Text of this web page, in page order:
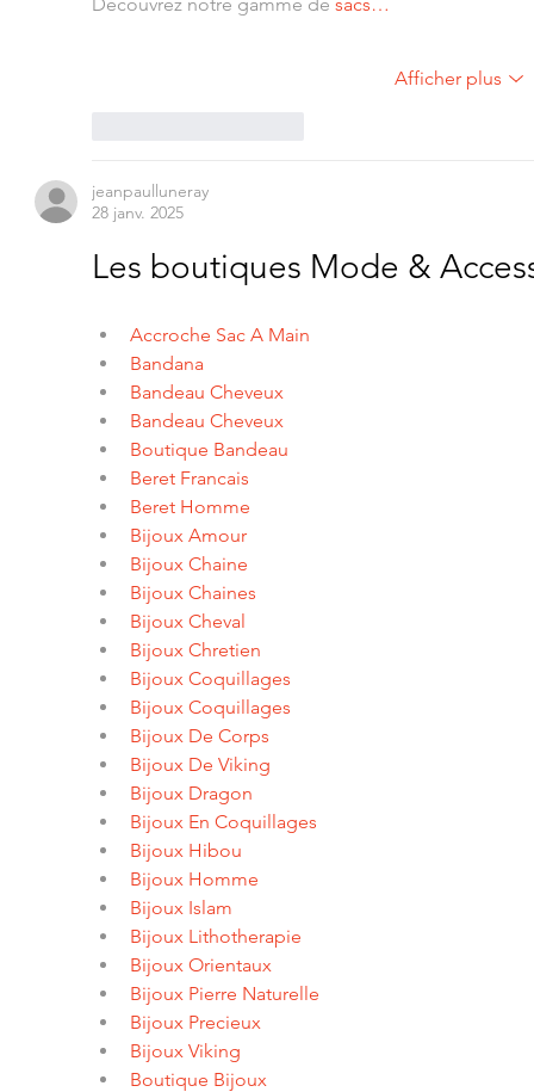
Afficher plus
jeanpaulluneray
28 janv. 2025
Les boutiques Mode &
Accroche Sac A Main
Bandana
Bandeau Cheveux
Bandeau Cheveux
Boutique Bandeau
Beret Francais
Beret Homme
Bijoux Amour
Bijoux Chaine
Bijoux Chaines
Bijoux Cheval
Bijoux Chretien
Bijoux Coquillages
Bijoux Coquillages
Bijoux De Corps
Bijoux De Viking
Bijoux Dragon
Bijoux En Coquillages
Bijoux Hibou
Bijoux Homme
Bijoux Islam
Bijoux Lithotherapie
Bijoux Orientaux
Bijoux Pierre Naturelle
Bijoux Precieux
Bijoux Viking
Boutique Bijoux